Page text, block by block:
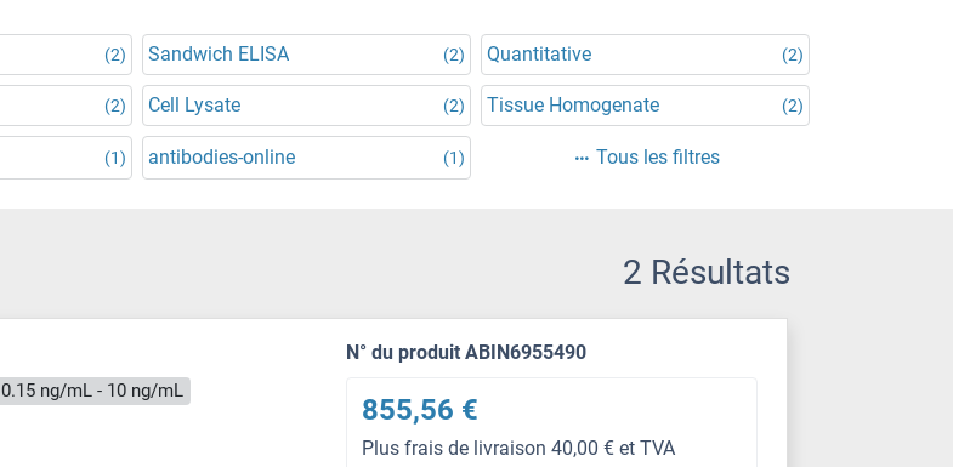
(2) Sandwich ELISA (2) Quantitative (2)
(2) Cell Lysate (2) Tissue Homogenate (2)
(1) antibodies-online (1) Tous les filtres
2 Résultats
0.15 ng/mL - 10 ng/mL
N° du produit ABIN6955490
855,56 €
Plus frais de livraison 40,00 € et TVA